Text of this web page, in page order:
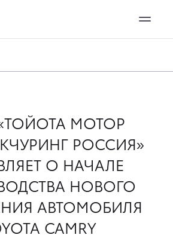
МОТОР
РОССИЯ»
О НАЧАЛЕ
НОВОГО
АВТОМОБИЛЯ
CAMRY